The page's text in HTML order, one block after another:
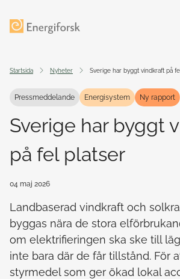
Startsida Nyheter Sverige har byggt vindkraft på
Pressmeddelande Energisystem Ny rapport
Sverige har byggt
på fel platser
04 maj 2026
Landbaserad vindkraft och
byggas nära de stora
om elektrifieringen ska ske till
inte bara där de får tillstånd. För
styrmedel som ger ökad lokal